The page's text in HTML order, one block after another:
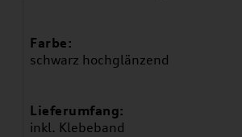
Farbe:
schwarz hochglänzend
Lieferumfang:
inkl. Klebeband